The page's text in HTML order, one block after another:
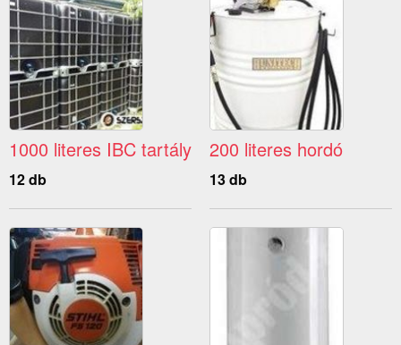
1000 literes IBC tartály
12 db
200 literes hordó
13 db